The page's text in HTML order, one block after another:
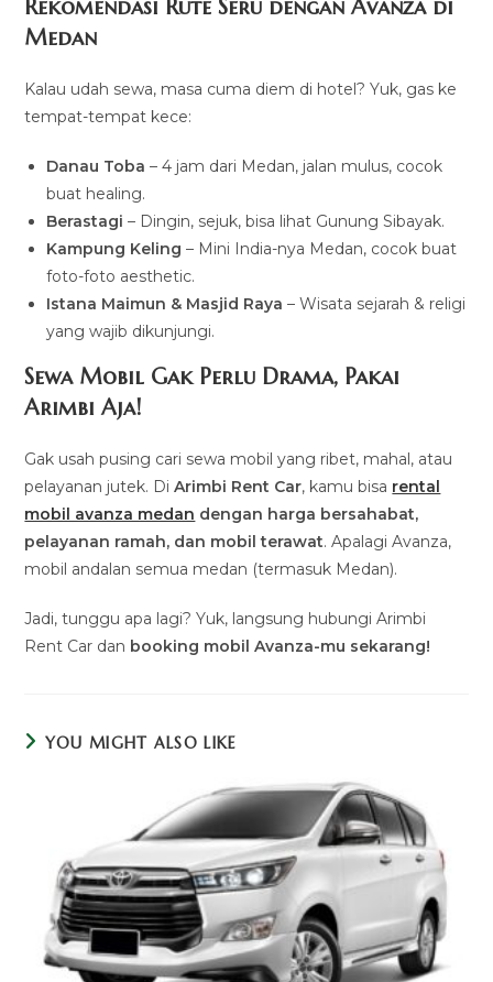
Rekomendasi Rute Seru dengan Avanza di
Medan
Kalau udah sewa, masa cuma diem di hotel? Yuk, gas ke
tempat-tempat kece:
Danau Toba – 4 jam dari Medan, jalan mulus, cocok
buat healing.
Berastagi – Dingin, sejuk, bisa lihat Gunung Sibayak.
Kampung Keling – Mini India-nya Medan, cocok buat
foto-foto aesthetic.
Istana Maimun & Masjid Raya – Wisata sejarah & religi
yang wajib dikunjungi.
Sewa Mobil Gak Perlu Drama, Pakai
Arimbi Aja!
Gak usah pusing cari sewa mobil yang ribet, mahal, atau
pelayanan jutek. DiArimbi Rent Car, kamu bisa rental
mobil avanza medan dengan harga bersahabat,
pelayanan ramah, dan mobil terawat. Apalagi Avanza,
mobil andalan semua medan (termasuk Medan).
Jadi, tunggu apa lagi? Yuk, langsung hubungi Arimbi
Rent Car dan booking mobil Avanza-mu sekarang!
YOU MIGHT ALSO LIKE